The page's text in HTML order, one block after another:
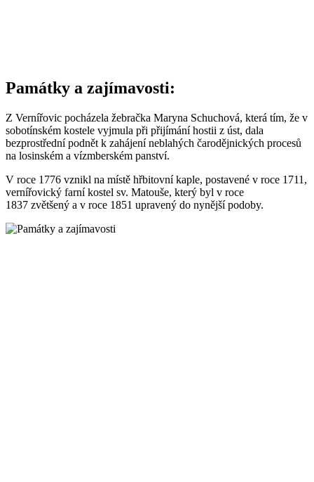
Památky a zajímavosti:
Z Vernířovic pocházela žebračka Maryna Schuchová, která tím, že v
sobotínském kostele vyjmula při přijímání hostii z úst, dala
bezprostřední podnět k zahájení neblahých čarodějnických procesů
na losinském a vízmberském panství.
V roce 1776 vznikl na místě hřbitovní kaple, postavené v roce 1711,
vernířovický farní kostel sv. Matouše, který byl v roce
1837 zvětšený a v roce 1851 upravený do nynější podoby.